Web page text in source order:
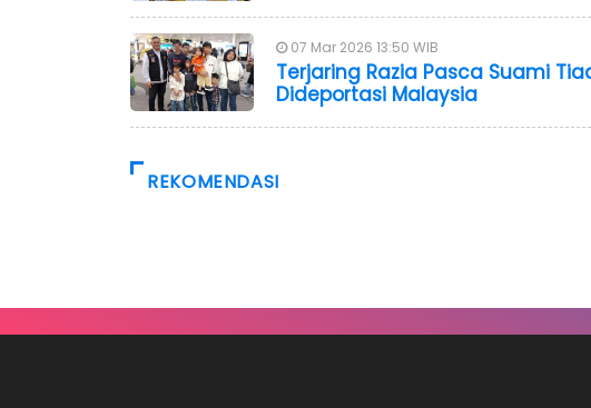
07 Mar 2026 13:50 WIB
Terjaring Razia Pasca Suami
Dideportasi Malaysia
REKOMENDASI